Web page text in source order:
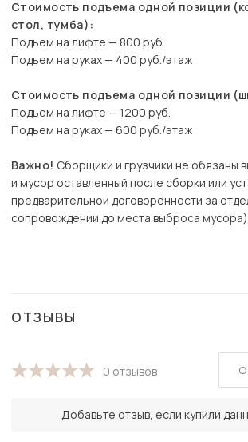
Стоимость подъема одной позиции
стол, тумба):
Подъем на лифте — 800 руб.
Подъем на руках — 400 руб./этаж
Стоимость подъема одной позиции
Подъем на лифте — 1200 руб.
Подъем на руках — 600 руб./этаж
Важно! Сборщики и грузчики не обязаны
и мусор оставленный после сборки или
предварительной договорённости за
сопровождении до места выброса
ОТЗЫВЫ
0 отзывов
Добавьте отзыв, если купили